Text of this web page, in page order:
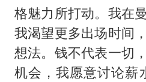
格魅力所打动。我在
我渴望更多出场时间
想法。钱不代表一切
机会，我愿意讨论薪